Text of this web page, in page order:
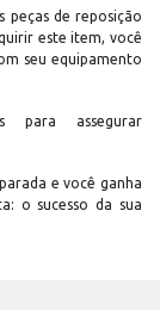
peças de reposição
este item, você
seu equipamento
para assegurar
e você ganha
o sucesso da sua